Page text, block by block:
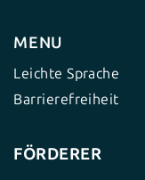
MENU
Leichte Sprache
Barrierefreiheit
FÖRDERER